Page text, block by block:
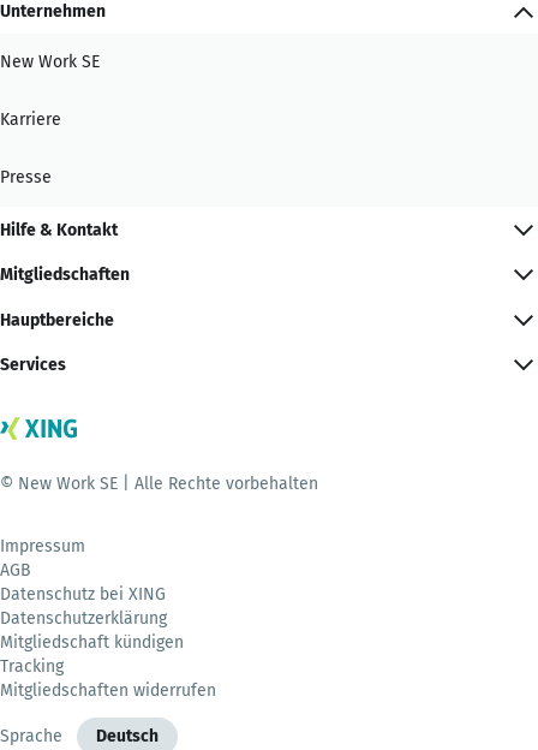
Unternehmen
New Work SE
Karriere
Presse
Hilfe & Kontakt
Mitgliedschaften
Hauptbereiche
Services
© New Work SE | Alle Rechte vorbehalten
Impressum
AGB
Datenschutz bei XING
Datenschutzerklärung
Mitgliedschaft kündigen
Tracking
Mitgliedschaften widerrufen
Sprache Deutsch